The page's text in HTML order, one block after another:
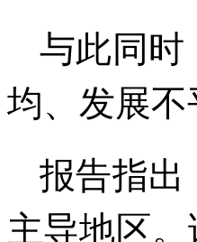
与此同
均、发展不
报告指
主导地区